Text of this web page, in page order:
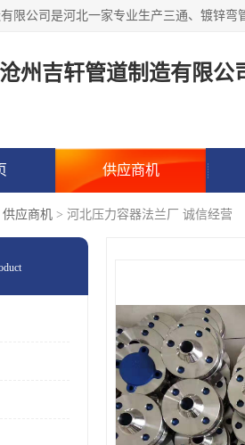
沧州吉轩管道制造有限公
供应商机
供应商机 > 河北压力容器法兰厂 诚信经营